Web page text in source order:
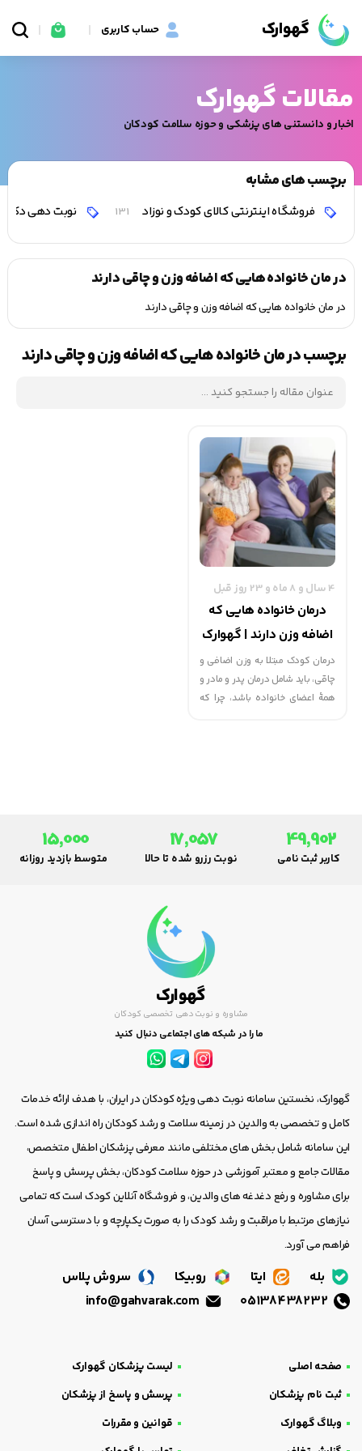
گهوارک حساب کاربری
مقالات گهوارک
اخبار و دانستنی های پزشکی و حوزه سلامت کودکان
برچسب های مشابه
فروشگاه اینترنتی کالای کودک و نوزاد 131 نوبت دهی
در مان خانواده هایی که اضافه وزن و چاقی دارند
در مان خانواده هایی که اضافه وزن و چاقی دارند
برچسب در مان خانواده هایی که اضافه وزن و چاقی دارند
4 سال و 8 ماه و 23 روز قبل
درمان خانواده هایی که
اضافه وزن دارند | گهوارک
درمان کودک مبتلا به وزن اضافی و
چاقی، باید شامل درمان پدر و مادر و
همۀ اعضای خانواده باشد، چرا که
49,902
کاربر ثبت نامی
17,057
نوبت رزرو شده تا حالا
15,000
متوسط بازدید روزانه
گهوارک
مشاوره و نوبت دهی تخصصی کودکان
ما را در شبکه های اجتماعی دنبال کنید
گهوارک، نخستین سامانه نوبت دهی ویژه کودکان در ایران، با هدف ارائه خدمات
کامل و تخصصی به والدین در زمینه سلامت و رشد کودکان راه اندازی شده است.
این سامانه شامل بخش های مختلفی مانند معرفی پزشکان اطفال متخصص،
مقالات جامع و معتبر آموزشی در حوزه سلامت کودکان، بخش پرسش و پاسخ
برای مشاوره و رفع دغدغه های والدین، و فروشگاه آنلاین کودک است که تمامی
نیازهای مرتبط با مراقبت و رشد کودک را به صورت یکپارچه و با دسترسی آسان
فراهم می آورد.
بله ایتا روبیکا
سروش پلاس
صفحه اصلی
لیست پزشکان گهوارک
ثبت نام پزشکان
پرسش و پاسخ از پزشکان
وبلاگ گهوارک
قوانین و مقررات